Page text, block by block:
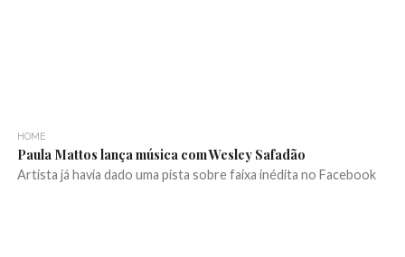
HOME
Paula Mattos lança música com Wesley Safadão
Artista já havia dado uma pista sobre faixa inédita no Facebook